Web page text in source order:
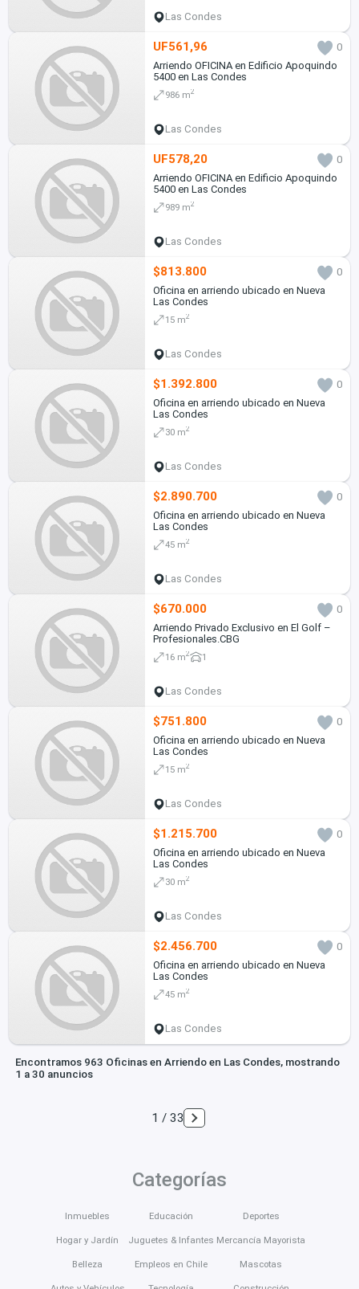
Las Condes
UF561,96
0
Arriendo OFICINA en Edificio Apoquindo
5400 en Las Condes
986 m2
Las Condes
UF578,20
0
Arriendo OFICINA en Edificio Apoquindo
5400 en Las Condes
989 m2
Las Condes
$813.800
0
Oficina en arriendo ubicado en Nueva
Las Condes
15 m2
Las Condes
$1.392.800
0
Oficina en arriendo ubicado en Nueva
Las Condes
30 m2
Las Condes
$2.890.700
0
Oficina en arriendo ubicado en Nueva
Las Condes
45 m2
Las Condes
$670.000
0
Arriendo Privado Exclusivo en El Golf –
Profesionales.CBG
16 m2 1
Las Condes
$751.800
0
Oficina en arriendo ubicado en Nueva
Las Condes
15 m2
Las Condes
$1.215.700
0
Oficina en arriendo ubicado en Nueva
Las Condes
30 m2
Las Condes
$2.456.700
0
Oficina en arriendo ubicado en Nueva
Las Condes
45 m2
Las Condes
Encontramos 963 Oficinas en Arriendo en Las Condes, mostrando
1 a 30 anuncios
1 / 33
Categorías
Inmuebles
Hogar y Jardín
Belleza
Educación
Juguetes & Infantes
Empleos en Chile
Deportes
Mercancía Mayorista
Mascotas